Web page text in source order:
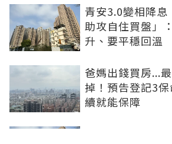
青安3.0變相降息
助攻自住買盤」
升、要平穩回溫
爸媽出錢買房...
掉！預告登記3
續就能保障